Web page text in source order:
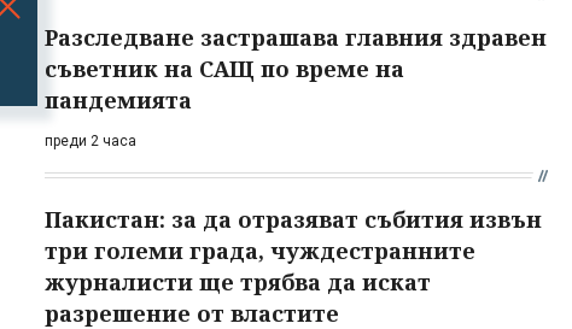
Разследване застрашава главния здравен
съветник на САЩ по време на
пандемията
преди 2 часа
Пакистан: за да отразяват събития извън
три големи града, чуждестранните
журналисти ще трябва да искат
разрешение от властите